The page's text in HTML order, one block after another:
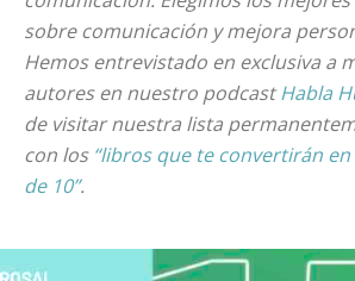
sobre comunicación y mejora
Hemos entrevistado en exclusiva a
autores en nuestro podcastHabla
de visitar nuestra lista
con los “libros que te convertirán
de 10”.